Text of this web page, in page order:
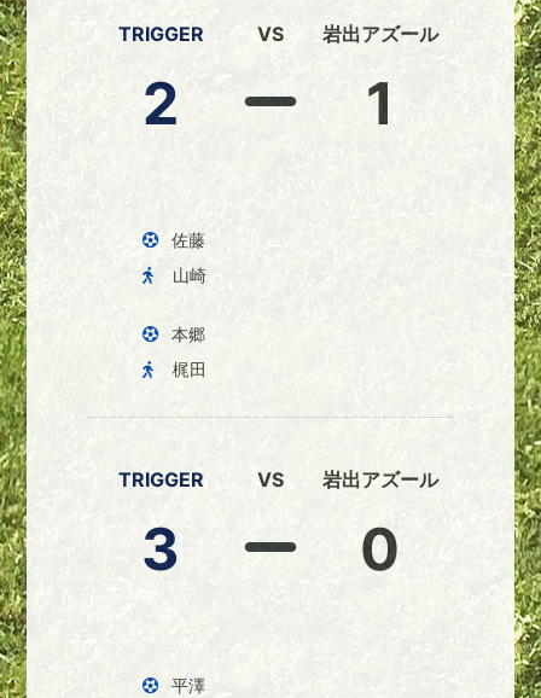
TRIGGER
2
VS 岩出アズール
1
佐藤
山崎
本郷
梶田
TRIGGER
3
VS 岩出アズール
0
平澤